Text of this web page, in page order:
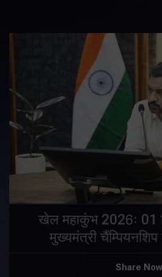
खेल महाकुंभ 2026ः 01
मुख्यमंत्री
Share Now